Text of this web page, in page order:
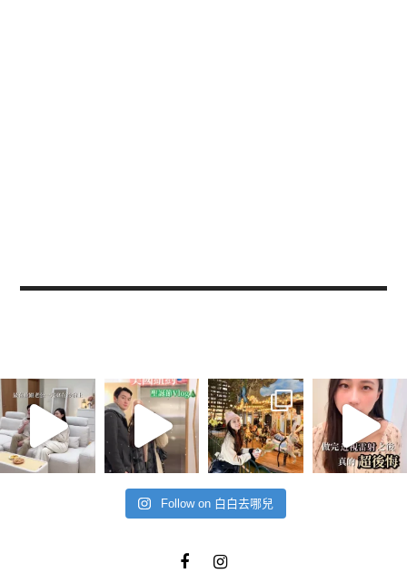
Follow on 白白去哪兒